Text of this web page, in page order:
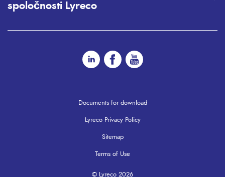
spoločnosti Lyreco
© Lyreco 2026
Documents for download
Lyreco Privacy Policy
Sitemap
Terms of Use